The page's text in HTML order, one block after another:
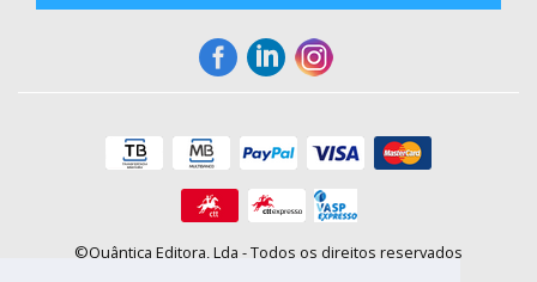
©Quântica Editora, Lda - Todos os direitos reservados